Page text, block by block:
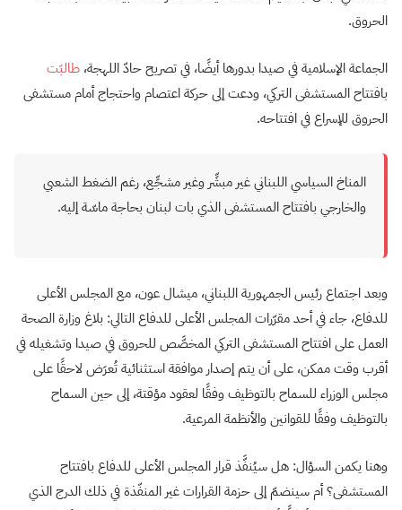
الحروق.
الجماعة الإسلامية في صيدا بدورها أيضًا، في تصريح حادّ اللهجة، طالبَت
بافتتاح المستشفى التركي، ودعت إلى حركة اعتصام واحتجاج أمام مستشفى
الحروق للإسراع في افتتاحه.
المناخ السياسي اللبناني غير مبشِّر وغير مشجِّع، رغم الضغط الشعبي
والخارجي بافتتاح المستشفى الذي بات لبنان بحاجة ماسّة إليه.
وبعد اجتماع رئيس الجمهورية اللبناني، ميشال عون، مع المجلس الأعلى
للدفاع، جاء في أحد مقرّرات المجلس الأعلى للدفاع التالي: بلاغ وزارة الصحة
العمل على افتتاح المستشفى التركي المخصَّص للحروق في صيدا وتشغيله في
أقرب وقت ممكن، على أن يتم إصدار موافقة استثنائية تُعرَض لاحقًا على
مجلس الوزراء للسماح بالتوظيف وفقًا لعقود مؤقتة، إلى حين السماح
بالتوظيف وفقًا للقوانين والأنظمة المرعية.
وهنا يكمن السؤال: هل سيُنفَّذ قرار المجلس الأعلى للدفاع بافتتاح
المستشفى؟ أم سينضمّ إلى حزمة القرارات غير المنفّذة في ذلك الدرج الذي